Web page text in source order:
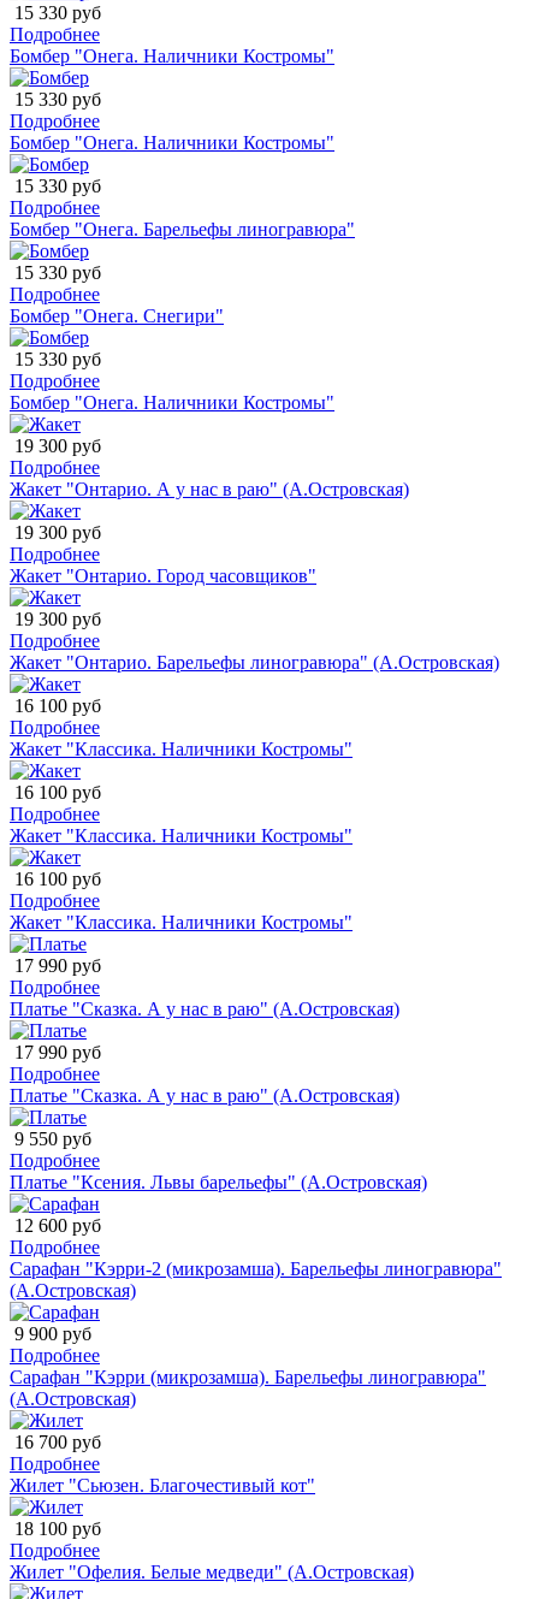
15 330 руб
Подробнее
Бомбер "Онега. Наличники Костромы"
15 330 руб
Подробнее
Бомбер "Онега. Наличники Костромы"
15 330 руб
Подробнее
Бомбер "Онега. Барельефы линогравюра"
15 330 руб
Подробнее
Бомбер "Онега. Снегири"
15 330 руб
Подробнее
Бомбер "Онега. Наличники Костромы"
19 300 руб
Подробнее
Жакет "Онтарио. А у нас в раю" (А.Островская)
19 300 руб
Подробнее
Жакет "Онтарио. Город часовщиков"
19 300 руб
Подробнее
Жакет "Онтарио. Барельефы линогравюра" (А.Островская)
16 100 руб
Подробнее
Жакет "Классика. Наличники Костромы"
16 100 руб
Подробнее
Жакет "Классика. Наличники Костромы"
16 100 руб
Подробнее
Жакет "Классика. Наличники Костромы"
17 990 руб
Подробнее
Платье "Сказка. А у нас в раю" (А.Островская)
17 990 руб
Подробнее
Платье "Сказка. А у нас в раю" (А.Островская)
9 550 руб
Подробнее
Платье "Ксения. Львы барельефы" (А.Островская)
12 600 руб
Подробнее
Сарафан "Кэрри-2 (микрозамша). Барельефы линогравюра"
(А.Островская)
9 900 руб
Подробнее
Сарафан "Кэрри (микрозамша). Барельефы линогравюра"
(А.Островская)
16 700 руб
Подробнее
Жилет "Сьюзен. Благочестивый кот"
18 100 руб
Подробнее
Жилет "Офелия. Белые медведи" (А.Островская)